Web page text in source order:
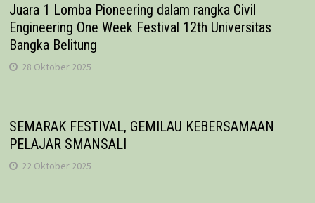
Juara 1 Lomba Pioneering dalam rangka Civil
Engineering One Week Festival 12th Universitas
Bangka Belitung
28 Oktober 2025
SEMARAK FESTIVAL, GEMILAU KEBERSAMAAN
PELAJAR SMANSALI
22 Oktober 2025